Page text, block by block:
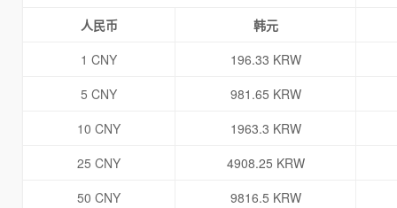
人民币
韩元
1 CNY
196.33 KRW
5 CNY
981.65 KRW
10 CNY
1963.3 KRW
25 CNY
4908.25 KRW
50 CNY
9816.5 KRW